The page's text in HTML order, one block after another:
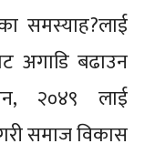
समस्याह?लाई
अगाडि बढाउन
२०४९ लाई
समाज विकास